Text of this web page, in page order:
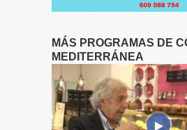
MÁS PROGRAMAS DE
MEDITERRÁNEA